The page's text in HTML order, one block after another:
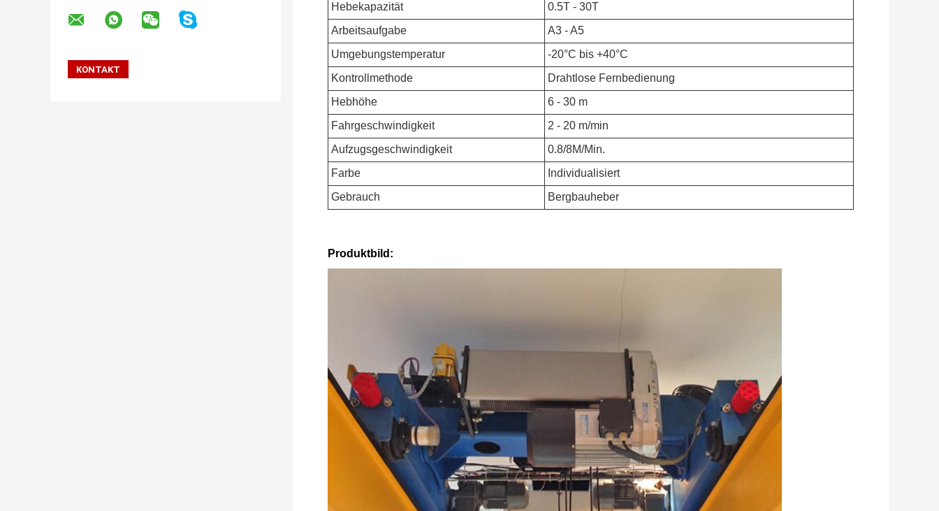
Hebekapazität
0.5T - 30T
Arbeitsaufgabe
A3 - A5
Umgebungstemperatur
-20°C bis +40°C
Kontrollmethode
Drahtlose Fernbedienung
Hebhöhe
6 - 30 m
Fahrgeschwindigkeit
2 - 20 m/min
Aufzugsgeschwindigkeit
0.8/8M/Min.
Farbe
Individualisiert
Gebrauch
Bergbauheber
Produktbild: